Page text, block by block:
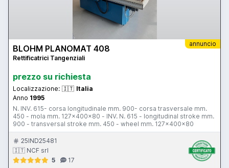
annuncio
BLOHM PLANOMAT 408
Rettificatrici Tangenziali
prezzo su richiesta
Localizzazione: 🇮🇹 Italia
Anno 1995
N. INV. 615- corsa longitudinale mm. 900- corsa trasversale mm.
450 - mola mm. 127x400x80 - INV. N. 615 - longitudinal stroke mm.
900 - transversal stroke mm. 450 - wheel mm. 127x400x80
25IND25481
🇮🇹 NCF srl
5
17